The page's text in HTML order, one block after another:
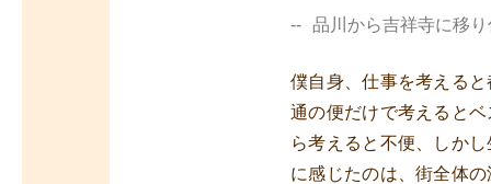
品川から吉祥寺に移
僕自身、仕事を考える
通の便だけで考えると
ら考えると不便、しか
に感じたのは、街全体